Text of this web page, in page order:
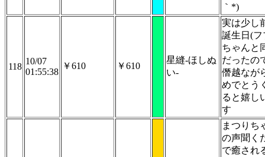
｀*)
118
10/07
01:55:38
￥610 ￥610
星縫-ほしぬ
い-
実は少し
誕生日(フ
ちゃんと
だったの
僭越なが
めでとう
ると嬉し
す
まつりち
の声聞く
で癒され